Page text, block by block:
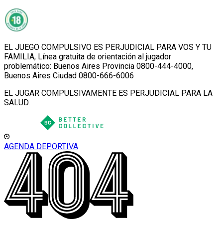
EL JUEGO COMPULSIVO ES PERJUDICIAL PARA VOS Y TU
FAMILIA, Línea gratuita de orientación al jugador
problemático: Buenos Aires Provincia 0800-444-4000,
Buenos Aires Ciudad 0800-666-6006
EL JUGAR COMPULSIVAMENTE ES PERJUDICIAL PARA LA
SALUD.
AGENDA DEPORTIVA